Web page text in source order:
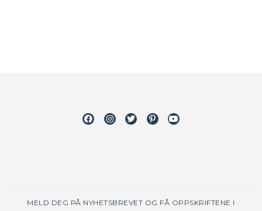
FacebookInstagram
TwitterPinterestYoutube
MELD DEG PÅ NYHETSBREVET OG FÅ OPPSKRIFTENE I